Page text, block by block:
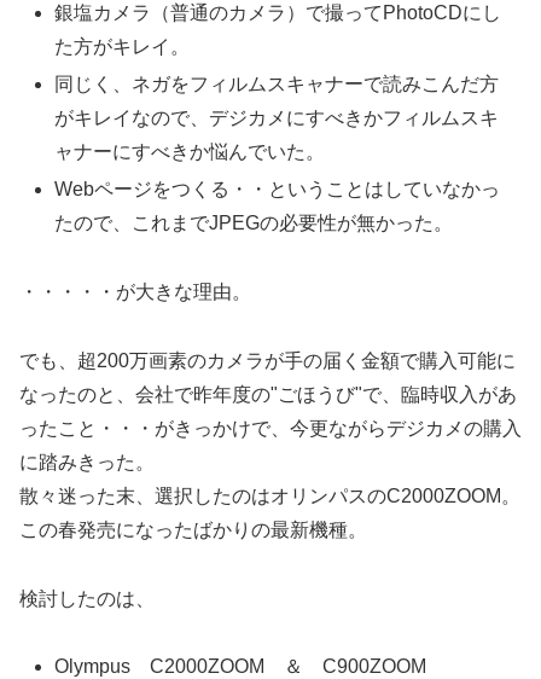
銀塩カメラ（普通のカメラ）で撮ってPhotoCDにし
た方がキレイ。
同じく、ネガをフィルムスキャナーで読みこんだ方
がキレイなので、デジカメにすべきかフィルムスキ
ャナーにすべきか悩んでいた。
Webページをつくる・・ということはしていなかっ
たので、これまでJPEGの必要性が無かった。
・・・・・が大きな理由。
でも、超200万画素のカメラが手の届く金額で購入可能に
なったのと、会社で昨年度の"ごほうび"で、臨時収入があ
ったこと・・・がきっかけで、今更ながらデジカメの購入
に踏みきった。
散々迷った末、選択したのはオリンパスのC2000ZOOM。
この春発売になったばかりの最新機種。
検討したのは、
Olympus C2000ZOOM ＆ C900ZOOM